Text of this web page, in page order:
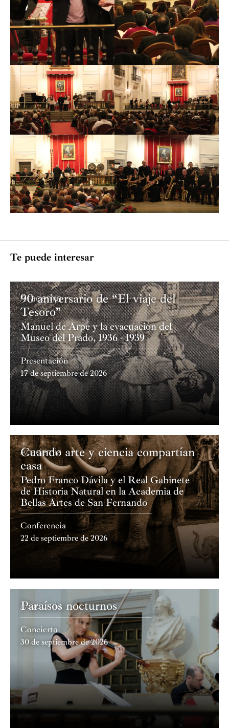
Te puede interesar
Academia
90 aniversario de “El viaje del
Tesoro”
Manuel de Arpe y la evacuación del
Museo del Prado, 1936 - 1939
Presentación
17 de septiembre de 2026
Academia
Cuando arte y ciencia compartían
casa
Pedro Franco Dávila y el Real Gabinete
de Historia Natural en la Academia de
Bellas Artes de San Fernando
Conferencia
22 de septiembre de 2026
Academia
Paraísos nocturnos
Concierto
30 de septiembre de 2026